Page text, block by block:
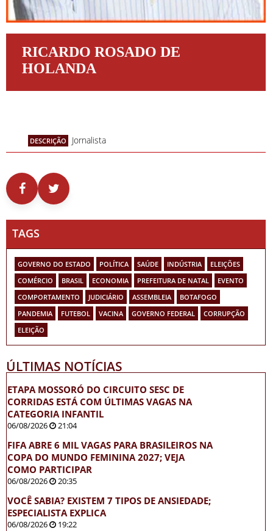
RICARDO ROSADO DE
HOLANDA
DESCRIÇÃO Jornalista
TAGS
GOVERNO DO ESTADO POLÍTICA SAÚDE INDÚSTRIA
ELEIÇÕES
COMÉRCIO
BRASIL ECONOMIA PREFEITURA DE NATAL
EVENTO
COMPORTAMENTO
JUDICIÁRIO ASSEMBLEIA
BOTAFOGO
PANDEMIA
FUTEBOL VACINA GOVERNO FEDERAL
CORRUPÇÃO
ELEIÇÃO
ÚLTIMAS NOTÍCIAS
ETAPA MOSSORÓ DO CIRCUITO SESC DE
CORRIDAS ESTÁ COM ÚLTIMAS VAGAS NA
CATEGORIA INFANTIL
06/08/2026 21:04
FIFA ABRE 6 MIL VAGAS PARA BRASILEIROS NA
COPA DO MUNDO FEMININA 2027; VEJA
COMO PARTICIPAR
06/08/2026 20:35
VOCÊ SABIA? EXISTEM 7 TIPOS DE ANSIEDADE;
ESPECIALISTA EXPLICA
06/08/2026 19:22